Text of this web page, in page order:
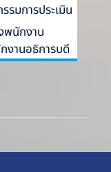
รมการประเมิน
พนักงาน
งานอธิการบดี